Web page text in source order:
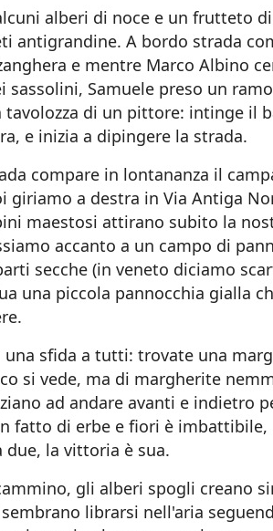
alberi di noce e un frutteto
antigrandine. A bordo strada
e mentre Marco Albino
sassolini, Samuele preso un
tavolozza di un pittore: intinge il
e inizia a dipingere la strada.
compare in lontananza il
giriamo a destra in Via Antiga
maestosi attirano subito la
accanto a un campo di
secche (in veneto diciamo
una piccola pannocchia gialla
una sfida a tutti: trovate una
si vede, ma di margherite
ad andare avanti e indietro
fatto di erbe e fiori è imbattibile,
la vittoria è sua.
gli alberi spogli creano
librarsi nell'aria